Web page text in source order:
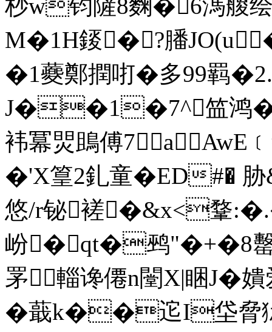
杪w钧隡8麴�6溤艐
M�1H錽�?膰
�1蘷鄭撋咑�多99羁
J��1�7^笽鸿�
袆冪焸鴡傅7
�'X篁2釓童�ED#�
悠/r铋褨�&x<鞪
岎�qt�鹀"�+�8
罞輜谗僊n闛X|睏J�
� 蕺k��迱I垈脅